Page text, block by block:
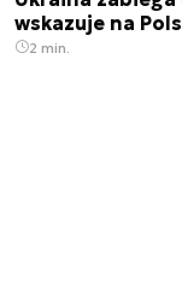
wskazuje na
2 min.